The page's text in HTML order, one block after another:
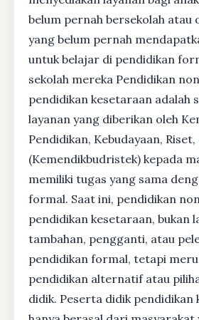
belum pernah bersekolah atau
yang belum pernah
untuk belajar di pendidikan
sekolah mereka Pendidikan
pendidikan kesetaraan adalah
layanan yang diberikan oleh
Pendidikan, Kebudayaan,
(Kemendikbudristek) kepada
memiliki tugas yang sama
formal. Saat ini, pendidikan
pendidikan kesetaraan, bukan
tambahan, pengganti, atau
pendidikan formal, tetapi
pendidikan alternatif atau
didik. Peserta didik pendidikan